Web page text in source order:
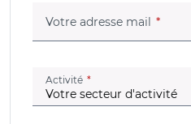
Votre adresse mail
Activité (champ obligatoire)